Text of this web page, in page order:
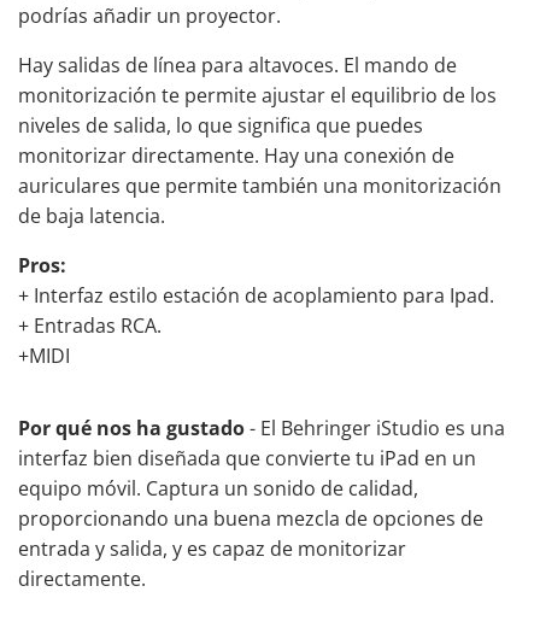
podrías añadir un proyector.
Hay salidas de línea para altavoces. El mando de
monitorización te permite ajustar el equilibrio de los
niveles de salida, lo que significa que puedes
monitorizar directamente. Hay una conexión de
auriculares que permite también una monitorización
de baja latencia.
Pros:
+ Interfaz estilo estación de acoplamiento para Ipad.
+ Entradas RCA.
+MIDI
Por qué nos ha gustado- El Behringer iStudio es una
interfaz bien diseñada que convierte tu iPad en un
equipo móvil. Captura un sonido de calidad,
proporcionando una buena mezcla de opciones de
entrada y salida, y es capaz de monitorizar
directamente.